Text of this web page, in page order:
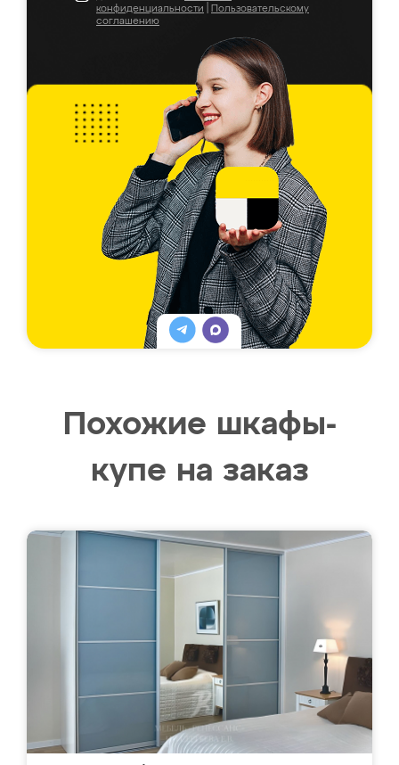
конфиденциальности
Пользовательскому
соглашению
Похожие шкафы-
купе на заказ